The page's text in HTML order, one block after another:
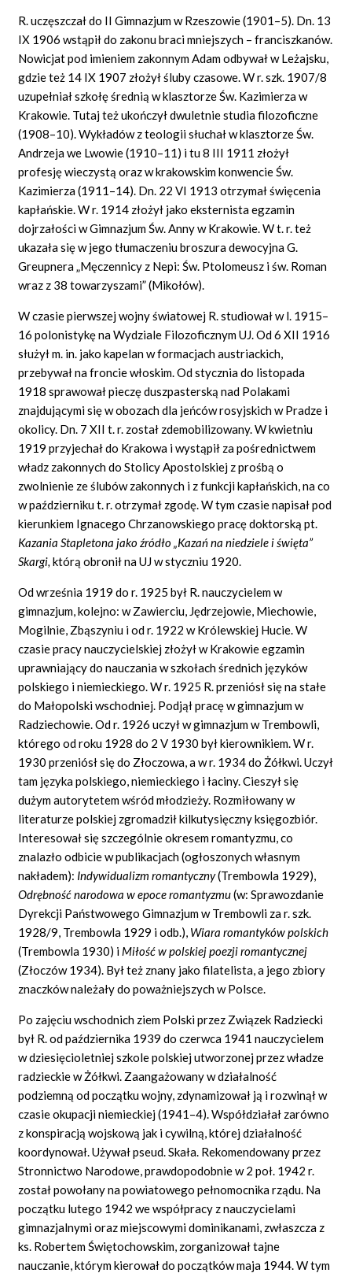
R. uczęszczałdo II Gimnazjum w Rzeszowie (1901–5). Dn. 13
IX 1906 wstąpił do zakonu braci mniejszych – franciszkanów.
Nowicjat pod imieniem zakonnym Adam odbywał w Leżajsku,
gdzie też 14 IX 1907 złożył śluby czasowe. W r. szk. 1907/8
uzupełniał szkołę średnią w klasztorze Św. Kazimierza w
Krakowie. Tutaj też ukończył dwuletnie studia filozoficzne
(1908–10). Wykładów z teologii słuchał w klasztorze Św.
Andrzeja we Lwowie (1910–11) i tu 8 III 1911 złożył
profesję wieczystą oraz w krakowskim konwencie Św.
Kazimierza (1911–14). Dn. 22 VI 1913 otrzymał święcenia
kapłańskie. W r. 1914 złożył jako eksternista egzamin
dojrzałości w Gimnazjum Św. Anny w Krakowie. W t. r. też
ukazała się w jego tłumaczeniu broszura dewocyjna G.
Greupnera „Męczennicy z Nepi: Św. Ptolomeusz i św. Roman
wraz z 38 towarzyszami” (Mikołów).
W czasie pierwszej wojny światowej R. studiował w l. 1915–
16 polonistykę na Wydziale Filozoficznym UJ. Od 6 XII 1916
służył m. in. jako kapelan w formacjach austriackich,
przebywał na froncie włoskim. Od stycznia do listopada
1918 sprawował pieczę duszpasterską nad Polakami
znajdującymi się w obozach dla jeńców rosyjskich w Pradze i
okolicy. Dn. 7 XII t. r. został zdemobilizowany. W kwietniu
1919 przyjechał do Krakowa i wystąpił za pośrednictwem
władz zakonnych do Stolicy Apostolskiej z prośbą o
zwolnienie ze ślubów zakonnych i z funkcji kapłańskich, na co
w październiku t. r. otrzymał zgodę. W tym czasie napisał pod
kierunkiem Ignacego Chrzanowskiego pracę doktorską pt.
Kazania Stapletona jako źródło „Kazań na niedziele i święta”
Skargi,którą obronił na UJ w styczniu 1920.
Od września 1919 do r. 1925 był R. nauczycielem w
gimnazjum, kolejno: w Zawierciu, Jędrzejowie, Miechowie,
Mogilnie, Zbąszyniu i od r. 1922 w Królewskiej Hucie. W
czasie pracy nauczycielskiej złożył w Krakowie egzamin
uprawniający do nauczania w szkołach średnich języków
polskiego i niemieckiego. W r. 1925 R. przeniósł się na stałe
do Małopolski wschodniej. Podjął pracę w gimnazjum w
Radziechowie. Od r. 1926 uczył w gimnazjum w Trembowli,
którego od roku 1928 do 2 V 1930 był kierownikiem. W r.
1930 przeniósł się do Złoczowa, a w r. 1934 do Żółkwi. Uczył
tam języka polskiego, niemieckiego i łaciny. Cieszył się
dużym autorytetem wśród młodzieży. Rozmiłowany w
literaturze polskiej zgromadził kilkutysięczny księgozbiór.
Interesował się szczególnie okresem romantyzmu, co
znalazło odbicie w publikacjach (ogłoszonych własnym
nakładem): Indywidualizm romantyczny(Trembowla 1929),
Odrębność narodowaw epoceromantyzmu(w: Sprawozdanie
Dyrekcji Państwowego Gimnazjum w Trembowli za r. szk.
1928/9, Trembowla 1929 i odb.), Wiara romantyków polskich
(Trembowla 1930) i Miłość w polskiej poezji romantycznej
(Złoczów 1934). Był też znany jako filatelista, a jego zbiory
znaczków należały do poważniejszych w Polsce.
Po zajęciu wschodnich ziem Polski przez Związek Radziecki
był R. od października 1939 do czerwca 1941 nauczycielem
w dziesięcioletniej szkole polskiej utworzonej przez władze
radzieckie w Żółkwi. Zaangażowany w działalność
podziemną od początku wojny, zdynamizował ją i rozwinął w
czasie okupacji niemieckiej (1941–4). Współdziałał zarówno
z konspiracją wojskową jak i cywilną, której działalność
koordynował. Używał pseud. Skała. Rekomendowany przez
Stronnictwo Narodowe, prawdopodobnie w 2 poł. 1942 r.
został powołany na powiatowego pełnomocnika rządu. Na
początku lutego 1942 we współpracy z nauczycielami
gimnazjalnymi oraz miejscowymi dominikanami, zwłaszcza z
ks. Robertem Świętochowskim, zorganizował tajne
nauczanie, którym kierował do początków maja 1944. W tym